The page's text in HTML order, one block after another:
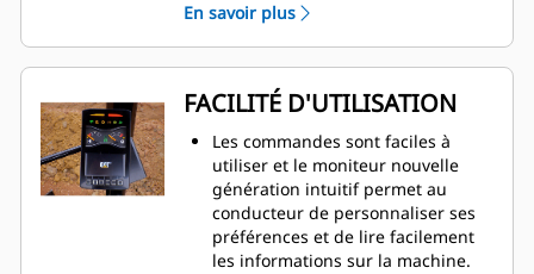
En savoir plus
FACILITÉ D'UTILISATION
Les commandes sont faciles à
utiliser et le moniteur nouvelle
génération intuitif permet au
conducteur de personnaliser ses
préférences et de lire facilement
les informations sur la machine.